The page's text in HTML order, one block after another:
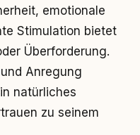
emotionale
Stimulation bietet
Überforderung.
Anregung
natürliches
zu seinem